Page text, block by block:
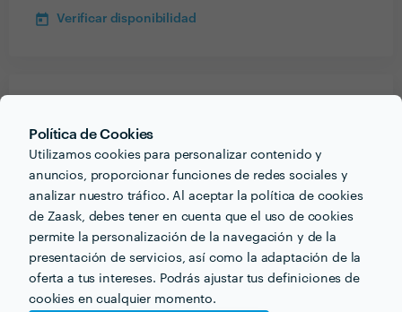
Política de Cookies
Utilizamos cookies para personalizar contenido y
anuncios, proporcionar funciones de redes sociales y
analizar nuestro tráfico. Al aceptar la política de cookies
de Zaask, debes tener en cuenta que el uso de cookies
permite la personalización de la navegación y de la
presentación de servicios, así como la adaptación de la
oferta a tus intereses. Podrás ajustar tus definiciones de
cookies en cualquier momento.
Verificar disponibilidad
Energy Biofit
Otros servicios proporcionados por Energy Biofit